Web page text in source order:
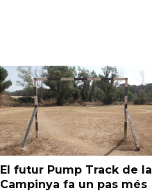
El futur Pump Track de la
Campinya fa un pas més